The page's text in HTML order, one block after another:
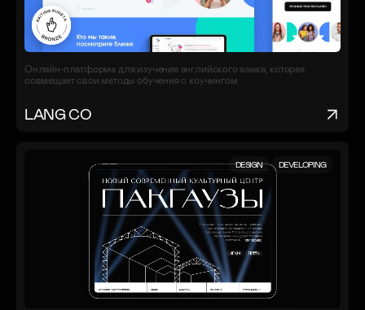
Онлайн-платформа для изучения английского языка, которая
совмещает свои методы обучения с коучингом
LANG CO
DESIGN DEVELOPING